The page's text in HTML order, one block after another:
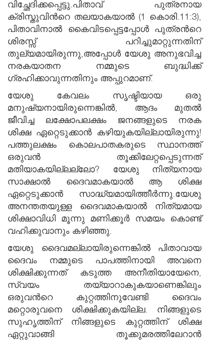
വിച്ഛേദിക്കപ്പെട്ടു.പിതാവ് പുത്രനായ
ക്രിസ്തുവിന്‍റെ തലയാകയാല്‍ (1 കൊരി.11:3),
പിതാവിനാല്‍ കൈവിടപ്പെട്ടപ്പോള്‍ പുത്രന്‍റെ
ശിരസ്സ് പറിച്ചുമാറ്റുന്നതിന്
തുല്യമായിരുന്നു,അപ്പോള്‍ യേശു അനുഭവിച്ച
നരകയാതന നമ്മുടെ ബുദ്ധിക്ക്
ഗ്രഹിക്കാവുന്നതിനും അപ്പുറമാണ്.
യേശു കേവലം സൃഷ്ടിയായ ഒരു
മനുഷ്യനായിരുന്നെങ്കില്‍, ആദം മുതല്‍
ജീവിച്ച ലക്ഷോപലക്ഷം ജനങ്ങളുടെ നരക
ശിക്ഷ ഏറ്റെടുക്കാന്‍ കഴിയുകയില്ലായിരുന്നു!
പത്തുലക്ഷം കൊലപാതകരുടെ സ്ഥാനത്ത്
ഒരുവന്‍ തൂക്കിലേറ്റപ്പെടുന്നത്
മതിയാകയില്ലല്ലോ? യേശു നിത്യനായ
സാക്ഷാല്‍ ദൈവമാകയാല്‍ ആ ശിക്ഷ
ഏറ്റെടുക്കാന്‍ സാദ്ധ്യമായിത്തീര്‍ന്നു.യേശു
അനന്തതയുള്ള ദൈവമാകയാല്‍ നിത്യമായ
ശിക്ഷാവിധി മൂന്നു മണിക്കൂര്‍ സമയം കൊണ്ട്
വഹിക്കുവാനും കഴിഞ്ഞു.
യേശു ദൈവമല്ലായിരുന്നെങ്കില്‍ പിതാവായ
ദൈവം നമ്മുടെ പാപത്തിനായി അവനെ
ശിക്ഷിക്കുന്നത് കടുത്ത അനീതിയായേനെ,
സ്വയം തയ്യാറാകുകയാണെങ്കിലും
ഒരുവന്‍റെ കുറ്റത്തിനുവേണ്ടി ദൈവം
മറ്റൊരുവനെ ശിക്ഷിക്കുകയില്ല. നിങ്ങളുടെ
സുഹൃത്തിന് നിങ്ങളുടെ കുറ്റത്തിന് ശിക്ഷ
ഏറ്റുവാങ്ങി തൂക്കുമരത്തിലേറാന്‍